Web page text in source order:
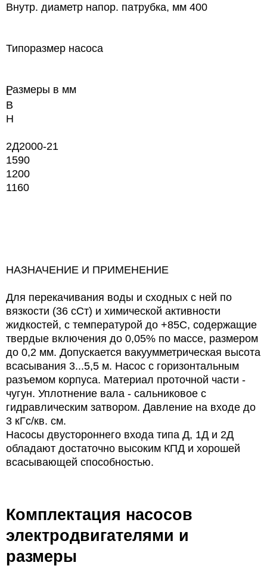
Внутр. диаметр напор. патрубка, мм 400
Типоразмер насоса
Размеры в мм
L
B
H
2Д2000-21
1590
1200
1160
НАЗНАЧЕНИЕ И ПРИМЕНЕНИЕ
Для перекачивания воды и сходных с ней по
вязкости (36 сСт) и химической активности
жидкостей, с температурой до +85С, содержащие
твердые включения до 0,05% по массе, размером
до 0,2 мм. Допускается вакуумметрическая высота
всасывания 3...5,5 м. Насос с горизонтальным
разъемом корпуса. Материал проточной части -
чугун. Уплотнение вала - сальниковое с
гидравлическим затвором. Давление на входе до
3 кГс/кв. см.
Насосы двустороннего входа типа Д, 1Д и 2Д
обладают достаточно высоким КПД и хорошей
всасывающей способностью.
Комплектация насосов
электродвигателями и
размеры